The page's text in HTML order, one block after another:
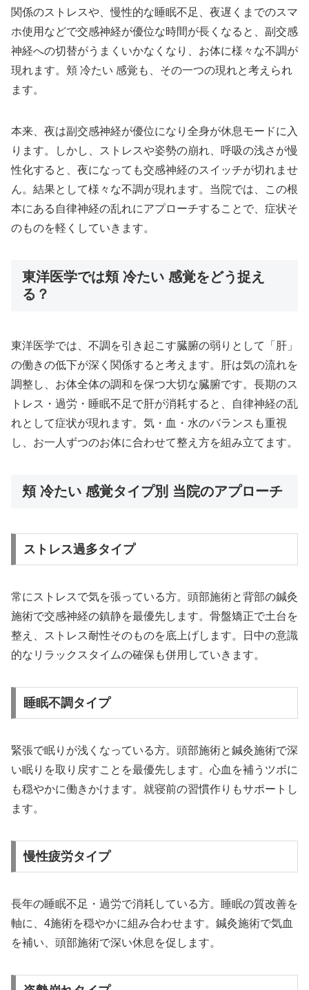
関係のストレスや、慢性的な睡眠不足、夜遅くまでのスマ
ホ使用などで交感神経が優位な時間が長くなると、副交感
神経への切替がうまくいかなくなり、お体に様々な不調が
現れます。頬 冷たい 感覚も、その一つの現れと考えられ
ます。
本来、夜は副交感神経が優位になり全身が休息モードに入
ります。しかし、ストレスや姿勢の崩れ、呼吸の浅さが慢
性化すると、夜になっても交感神経のスイッチが切れませ
ん。結果として様々な不調が現れます。当院では、この根
本にある自律神経の乱れにアプローチすることで、症状そ
のものを軽くしていきます。
東洋医学では頬 冷たい 感覚をどう捉え
る？
東洋医学では、不調を引き起こす臓腑の弱りとして「肝」
の働きの低下が深く関係すると考えます。肝は気の流れを
調整し、お体全体の調和を保つ大切な臓腑です。長期のス
トレス・過労・睡眠不足で肝が消耗すると、自律神経の乱
れとして症状が現れます。気・血・水のバランスも重視
し、お一人ずつのお体に合わせて整え方を組み立てます。
頬 冷たい 感覚タイプ別 当院のアプローチ
ストレス過多タイプ
常にストレスで気を張っている方。頭部施術と背部の鍼灸
施術で交感神経の鎮静を最優先します。骨盤矯正で土台を
整え、ストレス耐性そのものを底上げします。日中の意識
的なリラックスタイムの確保も併用していきます。
睡眠不調タイプ
緊張で眠りが浅くなっている方。頭部施術と鍼灸施術で深
い眠りを取り戻すことを最優先します。心血を補うツボに
も穏やかに働きかけます。就寝前の習慣作りもサポートし
ます。
慢性疲労タイプ
長年の睡眠不足・過労で消耗している方。睡眠の質改善を
軸に、4施術を穏やかに組み合わせます。鍼灸施術で気血
を補い、頭部施術で深い休息を促します。